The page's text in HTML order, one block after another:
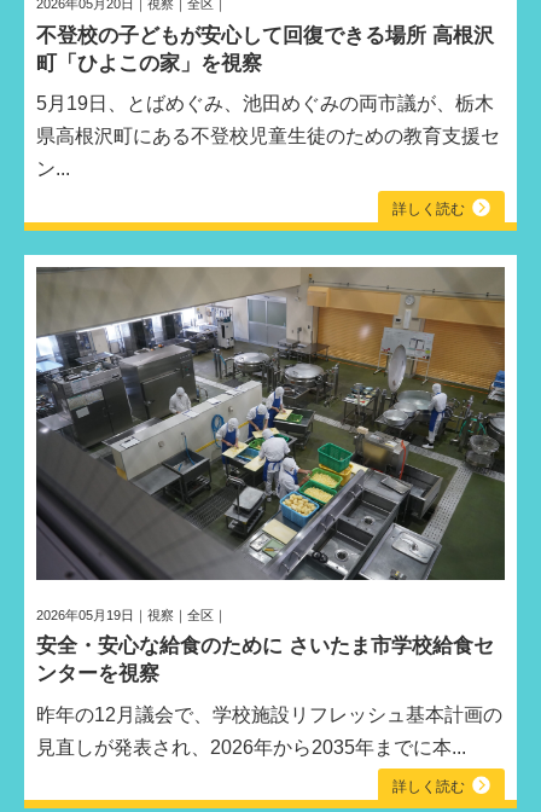
2026年05月20日｜視察｜全区｜
不登校の子どもが安心して回復できる場所 高根沢
町「ひよこの家」を視察
5月19日、とばめぐみ、池田めぐみの両市議が、栃木
県高根沢町にある不登校児童生徒のための教育支援セ
ン...
詳しく読む
2026年05月19日｜視察｜全区｜
安全・安心な給食のために さいたま市学校給食セ
ンターを視察
昨年の12月議会で、学校施設リフレッシュ基本計画の
見直しが発表され、2026年から2035年までに本...
詳しく読む